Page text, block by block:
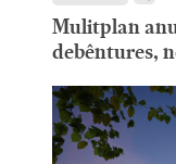
Mulitplan
debêntures,